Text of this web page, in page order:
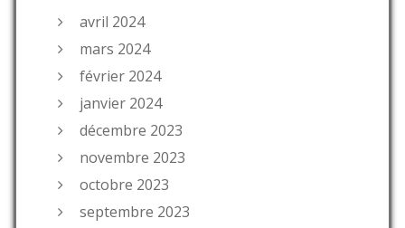
avril 2024
mars 2024
février 2024
janvier 2024
décembre 2023
novembre 2023
octobre 2023
septembre 2023